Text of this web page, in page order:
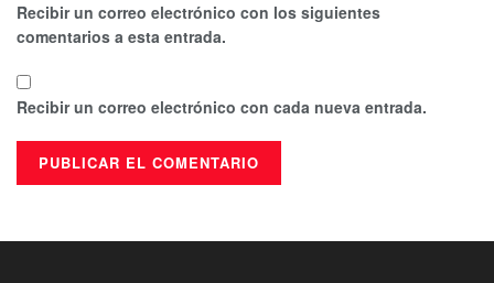
Recibir un correo electrónico con los siguientes
comentarios a esta entrada.
Recibir un correo electrónico con cada nueva entrada.